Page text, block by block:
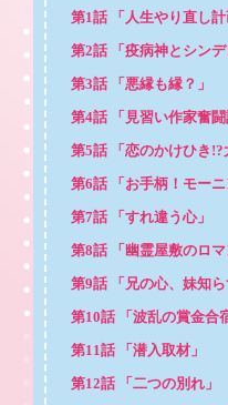
第1話 「人生やり直し計
第2話 「疫病神とシンデ
第3話 「悪縁も縁？」
第4話 「見習い作家奮闘
第5話 「恋のかけひき!?
第6話 「お手柄！モーニ
第7話 「すれ違う心」
第8話 「幽霊屋敷のロマ
第9話 「兄の心、妹知ら
第10話 「波乱の賞金合
第11話 「潜入取材」
第12話 「二つの別れ」